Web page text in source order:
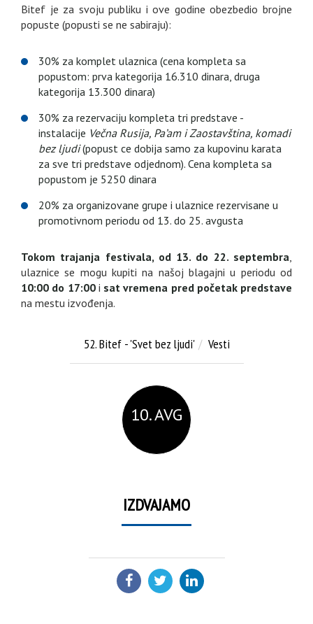
Bitef je za svoju publiku i ove godine obezbedio brojne
popuste (popusti se ne sabiraju):
30% za komplet ulaznica (cena kompleta sa
popustom: prva kategorija 16.310 dinara, druga
kategorija 13.300 dinara)
30% za rezervaciju kompleta tri predstave -
instalacije Večna Rusija, Pa’am i Zaostavština, komadi
bez ljudi(popust ce dobija samo za kupovinu karata
za sve tri predstave odjednom). Cena kompleta sa
popustom je 5250 dinara
20% za organizovane grupe i ulaznice rezervisane u
promotivnom periodu od 13. do 25. avgusta
Tokom trajanja festivala, od 13. do 22. septembra,
ulaznice se mogu kupiti na našoj blagajni u periodu od
10:00 do 17:00i sat vremena pred početak predstave
na mestu izvođenja.
52. Bitef - 'Svet bez ljudi' Vesti
10. AVG
IZDVAJAMO
PODELI: